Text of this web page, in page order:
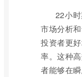
22小
市场分析
投资者更
率。这种
者能够在